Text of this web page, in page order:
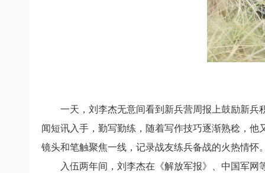
一天，刘李杰无意间看到新兵营周报上鼓励新
闻短讯入手，勤写勤练，随着写作技巧逐渐熟稔，
镜头和笔触聚焦一线，记录战友练兵备战的火热情怀
入伍两年间，刘李杰在《解放军报》、中国军网